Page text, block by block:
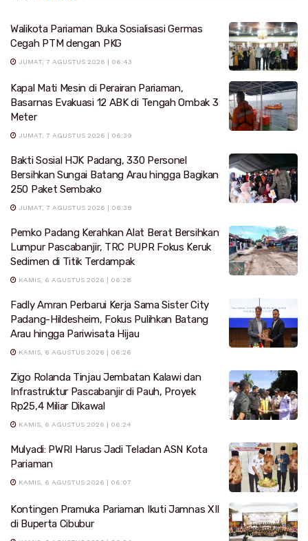
Walikota Pariaman Buka Sosialisasi Germas
Cegah PTM dengan PKG
JUMAT, 7 AGUSTUS 2026 | 06:43
Kapal Mati Mesin di Perairan Pariaman,
Basarnas Evakuasi 12 ABK di Tengah Ombak 3
Meter
JUMAT, 7 AGUSTUS 2026 | 06:39
Bakti Sosial HJK Padang, 330 Personel
Bersihkan Sungai Batang Arau hingga Bagikan
250 Paket Sembako
JUMAT, 7 AGUSTUS 2026 | 06:38
Pemko Padang Kerahkan Alat Berat Bersihkan
Lumpur Pascabanjir, TRC PUPR Fokus Keruk
Sedimen di Titik Terdampak
KAMIS, 6 AGUSTUS 2026 | 06:28
Fadly Amran Perbarui Kerja Sama Sister City
Padang-Hildesheim, Fokus Pulihkan Batang
Arau hingga Pariwisata Hijau
KAMIS, 6 AGUSTUS 2026 | 06:26
Zigo Rolanda Tinjau Jembatan Kalawi dan
Infrastruktur Pascabanjir di Pauh, Proyek
Rp25,4 Miliar Dikawal
KAMIS, 6 AGUSTUS 2026 | 06:24
Mulyadi: PWRI Harus Jadi Teladan ASN Kota
Pariaman
KAMIS, 6 AGUSTUS 2026 | 06:07
Kontingen Pramuka Pariaman Ikuti Jamnas XII
di Buperta Cibubur